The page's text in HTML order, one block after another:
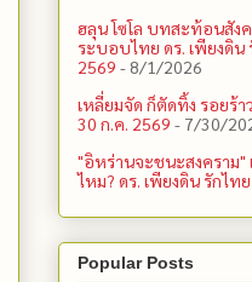
ฮลุน โซโล บทสะท้อนสั
ระบอบไทย ดร. เพียงดิน
2569 - 8/1/2026
เหลี่ยมจัด ก็ตัดทิ้ง รอยร้า
30 ก.ค. 2569 - 7/30/
"อิหร่านจะชนะสงคราม
ไหม? ดร. เพียงดิน รักไท
Popular Posts